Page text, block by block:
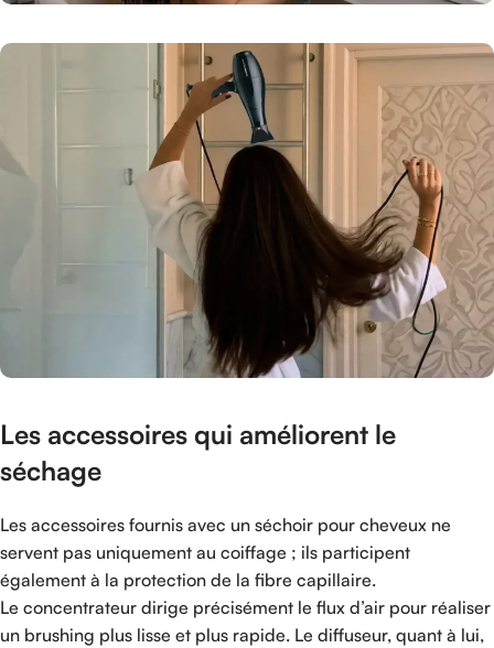
Les accessoires qui améliorent le
séchage
Les accessoires fournis avec un séchoir pour cheveux ne
servent pas uniquement au coiffage ; ils participent
également à la protection de la fibre capillaire.
Le concentrateur dirige précisément le flux d’air pour réaliser
un brushing plus lisse et plus rapide. Le diffuseur, quant à lui,